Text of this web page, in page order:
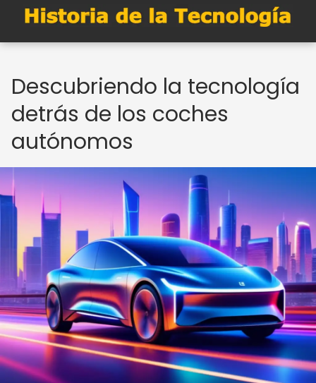
Descubriendo la tecnología
detrás de los coches
autónomos